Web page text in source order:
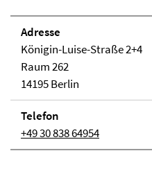
Adresse
Königin-Luise-Straße 2+4
Raum 262
14195 Berlin
Telefon
+49 30 838 64954